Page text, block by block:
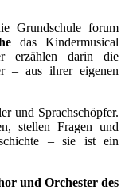
Grundschule forum
das Kindermusical
erzählen darin die
– aus ihrer eigenen
und Sprachschöpfer.
stellen Fragen und
– sie ist ein
und Orchester des